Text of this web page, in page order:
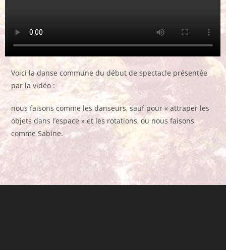
Voici la danse commune du début de spectacle présentée
par la vidéo :
nous faisons comme les danseurs, sauf pour « attraper les
objets dans l’espace » et les rotations, ou nous faisons
comme Sabine.